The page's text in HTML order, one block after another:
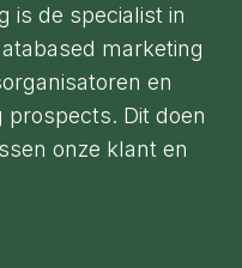
is de specialist in
marketing
en
Dit doen
onze klant en